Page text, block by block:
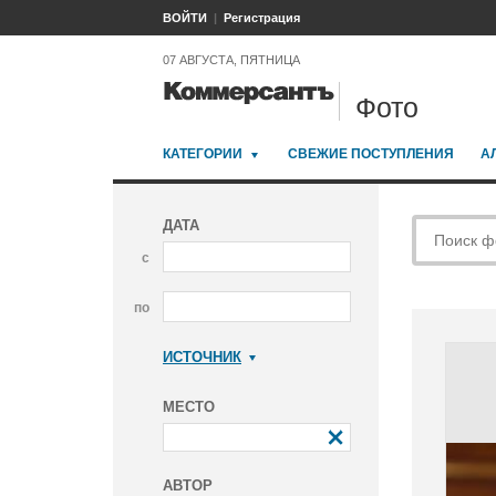
ВОЙТИ Регистрация
07 АВГУСТА, ПЯТНИЦА
Фото
КАТЕГОРИИ СВЕЖИЕ ПОСТУПЛЕНИЯ
ДАТА
с
по
ИСТОЧНИК
МЕСТО
АВТОР